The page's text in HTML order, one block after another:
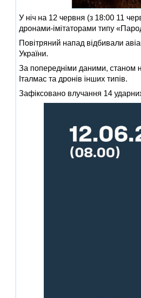
У ніч на 12 червня (з 18:00 11
дронами-імітаторами типу
Повітряний напад відбивали
України.
За попередніми даними, станом
Італмас та дронів інших типів.
Зафіксовано влучання 14